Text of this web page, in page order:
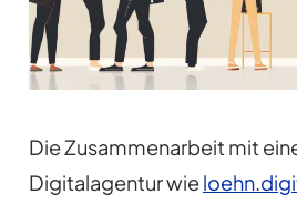
Die Zusammenarbeit mit
Digitalagentur wie